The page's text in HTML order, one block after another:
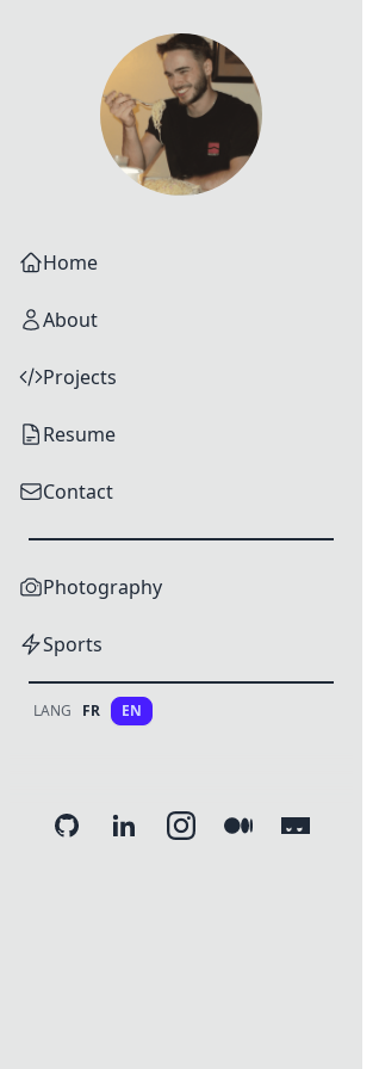
Home
About
Projects
Resume
Contact
Photography
Sports
LANG FR EN